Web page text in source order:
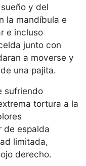
y del
la mandíbula e
e incluso
junto con
a moverse y
una pajita.
sufriendo
tortura a la
de espalda
limitada,
derecho.